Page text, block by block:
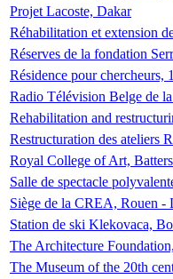
Projet Lacoste, Dakar
Réhabilitation et extension
Réserves de la fondation
Résidence pour chercheurs,
Radio Télévision Belge de
Rehabilitation and
Restructuration des ateliers
Royal College of Art,
Salle de spectacle
Siège de la CREA, Rouen -
Station de ski Klekovaca,
The Architecture
The Museum of the 20th